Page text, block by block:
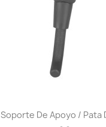
Soporte De Apoyo / Pata